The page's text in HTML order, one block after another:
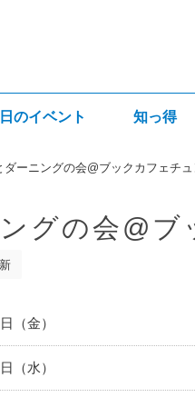
のイベント 知っ得
ダーニングの会@ブックカフェチ
グの会@
（金）
（水）